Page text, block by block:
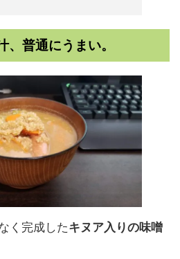
、普通にうまい。
く完成したキヌア入りの味噌